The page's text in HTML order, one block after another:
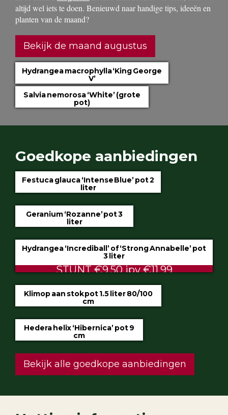
altijd wel iets te doen. Benieuwd naar handige tips, ideeën en
planten van de maand?
Bekijk de maand augustus
Hydrangea macrophylla ‘King George
V’
Salvia nemorosa ‘White’ (grote
pot)
Goedkope aanbiedingen
Festuca glauca ‘Intense Blue’ pot 2
liter
Geranium ‘Rozanne’ pot 3
liter
Hydrangea ‘Incrediball’ of ‘Strong Annabelle’ pot
3 liter
STUNT €9.50 ipv €11.99
Klimop aan stok pot 1.5 liter 80/100
cm
Hedera helix ‘Hibernica’ pot 9
cm
Bekijk alle goedkope aanbiedingen